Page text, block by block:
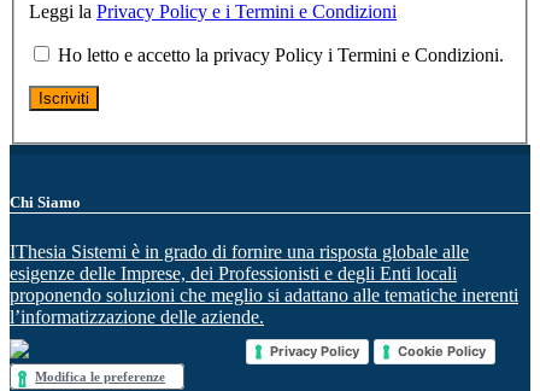
Leggi la Privacy Policy e i Termini e Condizioni
Ho letto e accetto la privacy Policy i Termini e Condizioni.
Chi Siamo
IThesia Sistemi è in grado di fornire una risposta globale alle
esigenze delle Imprese, dei Professionisti e degli Enti locali
proponendo soluzioni che meglio si adattano alle tematiche inerenti
l’informatizzazione delle aziende.
Privacy Policy Cookie Policy
Modifica le preferenze